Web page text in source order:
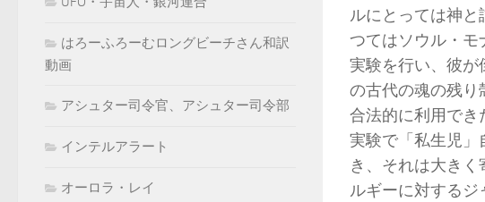
ルにとっては神
つてはソウル・モ
実験を行い、彼が
の古代の魂の残り
合法的に利用でき
実験で「私生児」
き、それは大き
ルギーに対する
はろーふろーむロングビーチさん和訳
動画
アシュター司令官、アシュター司令部
インテルアラート
オーロラ・レイ